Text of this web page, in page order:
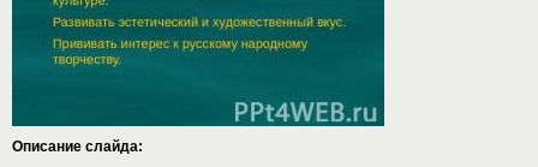
Описание слайда: